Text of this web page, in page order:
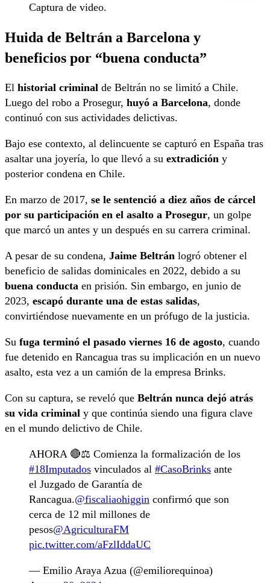
Captura de video.
Huida de Beltrán a Barcelona y
beneficios por “buena conducta”
El historial criminal de Beltrán no se limitó a Chile.
Luego del robo a Prosegur, huyó a Barcelona, donde
continuó con sus actividades delictivas.
Bajo ese contexto, al delincuente se capturó en España tras
asaltar una joyería, lo que llevó a su extradición y
posterior condena en Chile.
En marzo de 2017, se le sentenció a diez años de cárcel
por su participación en el asalto a Prosegur, un golpe
que marcó un antes y un después en su carrera criminal.
A pesar de su condena, Jaime Beltrán logró obtener el
beneficio de salidas dominicales en 2022, debido a su
buena conducta en prisión. Sin embargo, en junio de
2023, escapó durante una de estas salidas,
convirtiéndose nuevamente en un prófugo de la justicia.
Su fuga terminó el pasado viernes 16 de agosto, cuando
fue detenido en Rancagua tras su implicación en un nuevo
asalto, esta vez a un camión de la empresa Brinks.
Con su captura, se reveló que Beltrán nunca dejó atrás
su vida criminal y que continúa siendo una figura clave
en el mundo delictivo de Chile.
AHORA 🔴⚖️ Comienza la formalización de los
#18Imputados vinculados al #CasoBrinks ante
el Juzgado de Garantía de
Rancagua.@fiscaliaohiggin confirmó que son
cerca de 12 mil millones de
pesos@AgriculturaFM
pic.twitter.com/aFzlIddaUC
— Emilio Araya Azua (@emiliorequinoa)